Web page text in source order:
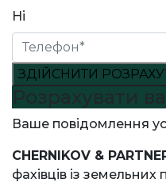
Ні
ЗДІЙСНИТИ
Розрахувати
Ваше повідомлення
CHERNIKOV &
фахівців із